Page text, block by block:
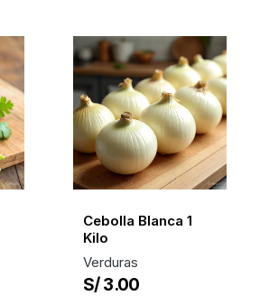
Cebolla Blanca 1
Kilo
Verduras
S/ 3.00